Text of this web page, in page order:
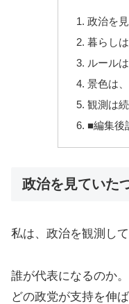
政治を
暮らし
ルール
景色は
観測は続
■編集後
政治を見ていた
私は、政治を観測し
誰が代表になるのか。
どの政党が支持を伸ば